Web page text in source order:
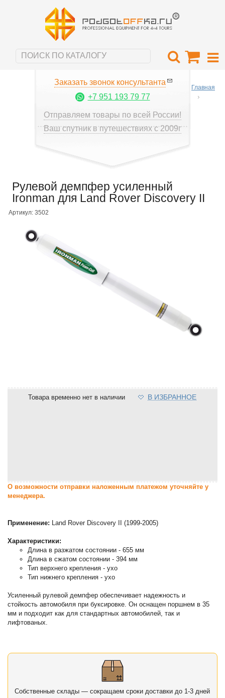
Заказать звонок консультанта
+7 951 193 79 77
Отправляем товары по всей России!
Ваш спутник в путешествиях с 2009г
Главная
Рулевой демпфер усиленный
Ironman для Land Rover Discovery II
Артикул: 3502
Товара временно нет в наличии В ИЗБРАННОЕ
О возможности отправки наложенным платежом уточняйте у
менеджера.
Применение: Land Rover Discovery II (1999-2005)
Характеристики:
Длина в разжатом состоянии - 655 мм
Длина в сжатом состоянии - 394 мм
Тип верхнего крепления - ухо
Тип нижнего крепления - ухо
Усиленный рулевой демпфер обеспечивает надежность и
стойкость автомобиля при буксировке. Он оснащен поршнем в 35
мм и подходит как для стандартных автомобилей, так и
лифтованых.
Собственные склады — сокращаем сроки доставки до 1-3 дней